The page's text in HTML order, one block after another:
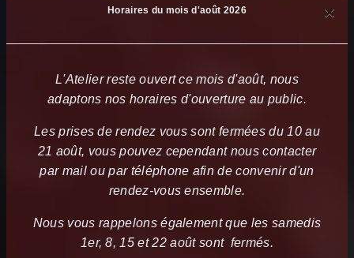
Horaires du mois d'août 2026 ×
L'Atelier reste ouvert ce mois d'août, nous
adaptons nos horaires d'ouverture au public.
Les prises de rendez vous sont fermées du 10 au
21 août, vous pouvez cependant nous contacter
par mail ou par téléphone afin de convenir d'un
rendez-vous ensemble.
Nous vous rappelons également que les samedis
1er, 8, 15 et 22 août sont fermés.